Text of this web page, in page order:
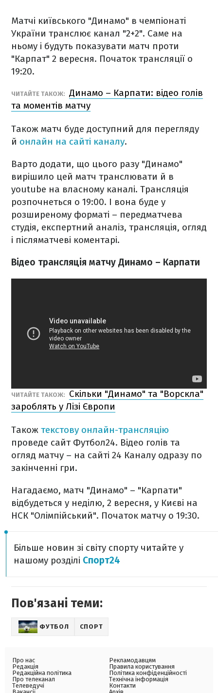
Матчі київського "Динамо" в чемпіонаті
України транслює канал "2+2". Саме на
ньому і будуть показувати матч проти
"Карпат" 2 вересня. Початок трансляції о
19:20.
ЧИТАЙТЕ ТАКОЖ: Динамо – Карпати: відео голів
та моментів матчу
Також матч буде доступний для перегляду
й онлайн на сайті каналу.
Варто додати, що цього разу "Динамо"
вирішило цей матч транслювати й в
youtube на власному каналі. Трансляція
розпочнеться о 19:00. І вона буде у
розширеному форматі – передматчева
студія, експертний аналіз, трансляція, огляд
і післяматчеві коментарі.
Відео трансляція матчу Динамо – Карпати
ЧИТАЙТЕ ТАКОЖ:
Скільки "Динамо" та "Ворскла"
зароблять у Лізі Європи
Також текстову онлайн-трансляцію
проведе сайт Футбол24. Відео голів та
огляд матчу – на сайті 24 Каналу одразу по
закінченні гри.
Нагадаємо, матч "Динамо" – "Карпати"
відбудеться у неділю, 2 вересня, у Києві на
НСК "Олімпійський". Початок матчу о 19:30.
Більше новин зі світу спорту читайте у
нашому розділі Спорт24
Пов'язані теми:
ФУТБОЛ СПОРТ
Про нас
Редакція
Редакційна політика
Про телеканал
Телеведучі
Рекламодавцям
Правила користування
Політика конфіденційності
Технічна інформація
Контакти